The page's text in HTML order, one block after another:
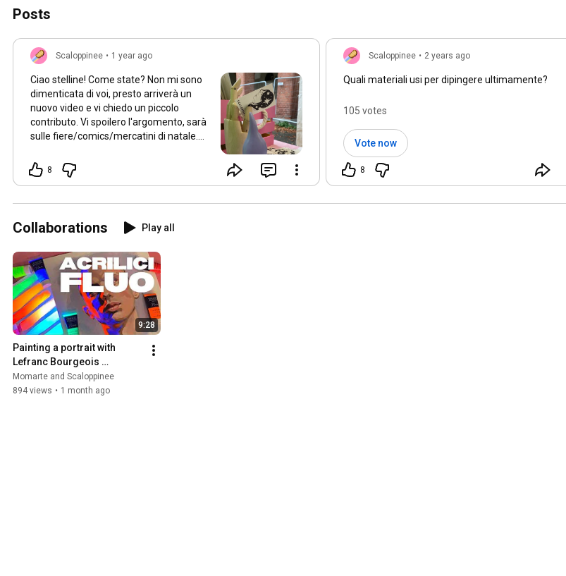
Posts
Scaloppinee • 1 year ago
Ciao stelline! Come state? Non mi sono
dimenticata di voi, presto arriverà un
nuovo video e vi chiedo un piccolo
contributo. Vi spoilero l'argomento, sarà
sulle fiere/comics/mercatini di natale.
spiegherò cosa serve e come
partecipare a queste tipologie di eventi.
domande che avete a riguardo in modo
che io possa darvi delle risposte a
domande specifiche. Se invece
l'argomento non vi interessa potete
suggerirmi dei video che vi piacerebbe
vedere sul mio canale 🌈🌸 Vi ringrazio
già per il contributo e ci vediamo presto!
8
Scaloppinee • 2 years ago
Quali materiali usi per dipingere ultimamente?
105 votes
Vote now
8
Collaborations Play all
9:28
Painting a portrait with
Lefranc Bourgeois
FLUORESCENT ACRYLICS
Momarte and Scaloppinee
894 views • 1 month ago